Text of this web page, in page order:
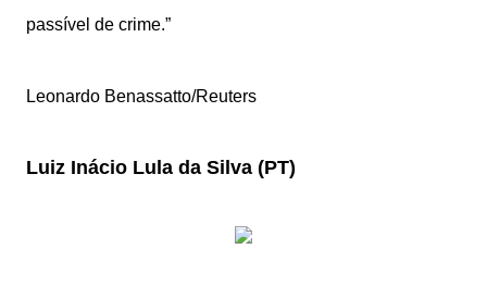
passível de crime.”
Leonardo Benassatto/Reuters
Luiz Inácio Lula da Silva (PT)